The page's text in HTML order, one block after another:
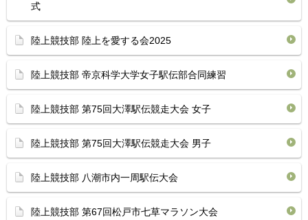
式
陸上競技部 陸上を愛する会2025
陸上競技部 帝京科学大学女子駅伝部合同練習
陸上競技部 第75回大澤駅伝競走大会 女子
陸上競技部 第75回大澤駅伝競走大会 男子
陸上競技部 八潮市内一周駅伝大会
陸上競技部 第67回松戸市七草マラソン大会